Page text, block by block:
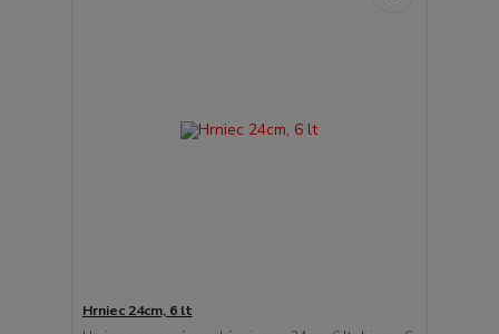
Hrniec 24cm, 6 lt